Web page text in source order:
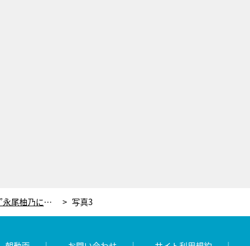
“黒幕”安達祐実、最終回で“天才”永尾柚乃に戦慄芝居連発！「まさに怪演」「やっぱりすごい」＜誘拐の日＞ 写真3